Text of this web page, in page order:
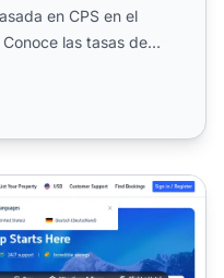
en CPS en el
las tasas de